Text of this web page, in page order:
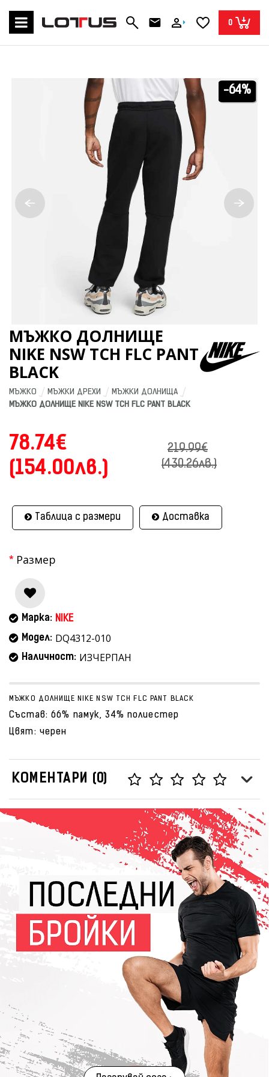
0
-64%
МЪЖКО ДОЛНИЩЕ
NIKE NSW TCH FLC PANT
BLACK
МЪЖКО МЪЖКИ ДРЕХИ
МЪЖКИ ДОЛНИЩА
МЪЖКО ДОЛНИЩЕ NIKE NSW TCH FLC PANT BLACK
78.74€
(154.00лв.)
219.99€
(430.26лв.)
Таблица с размери Доставка
Размер
Марка: NIKE
Модел: DQ4312-010
Наличност: ИЗЧЕРПАН
МЪЖКО ДОЛНИЩЕ NIKE NSW TCH FLC PANT BLACK
Състав: 66% памук, 34% полиестер
Цвят: черен
КОМЕНТАРИ (0)